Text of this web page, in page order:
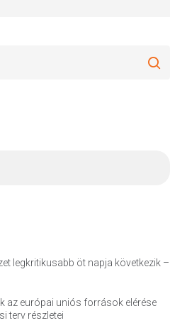
legkritikusabb öt napja következik –
az európai uniós források elérése
terv részletei